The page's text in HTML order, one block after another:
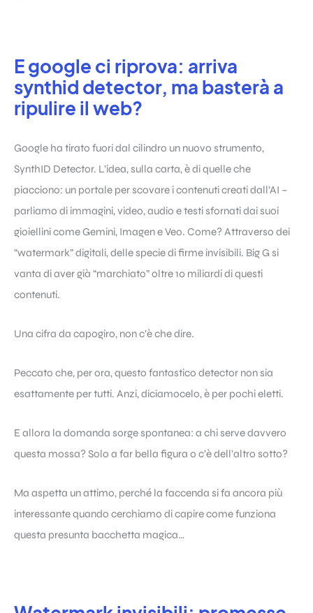
E google ci riprova: arriva
synthid detector, ma basterà a
ripulire il web?
Google ha tirato fuori dal cilindro un nuovo strumento,
SynthID Detector. L’idea, sulla carta, è di quelle che
piacciono: un portale per scovare i contenuti creati dall’AI –
parliamo di immagini, video, audio e testi sfornati dai suoi
gioiellini come Gemini, Imagen e Veo. Come? Attraverso dei
“watermark” digitali, delle specie di firme invisibili. Big G si
vanta di aver già “marchiato” oltre 10 miliardi di questi
contenuti.
Una cifra da capogiro, non c’è che dire.
Peccato che, per ora, questo fantastico detector non sia
esattamente per tutti. Anzi, diciamocelo, è per pochi eletti.
E allora la domanda sorge spontanea: a chi serve davvero
questa mossa? Solo a far bella figura o c’è dell’altro sotto?
Ma aspetta un attimo, perché la faccenda si fa ancora più
interessante quando cerchiamo di capire come funziona
questa presunta bacchetta magica…